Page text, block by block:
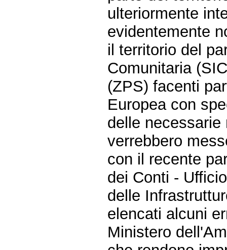
ulteriormente
evidentemente
il territorio del
Comunitaria
(ZPS) facenti
Europea con
delle
verrebbero
con il recente
dei Conti -
delle
elencati alcuni
Ministero